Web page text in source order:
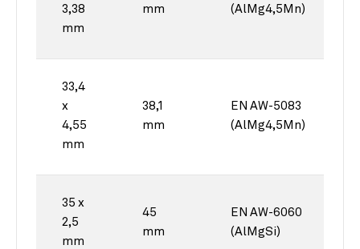
3,38
mm
mm
(AlMg4,5Mn)
33,4
x
4,55
mm
38,1
mm
EN AW-5083
(AlMg4,5Mn)
35 x
2,5
mm
45
mm
EN AW-6060
(AlMgSi)